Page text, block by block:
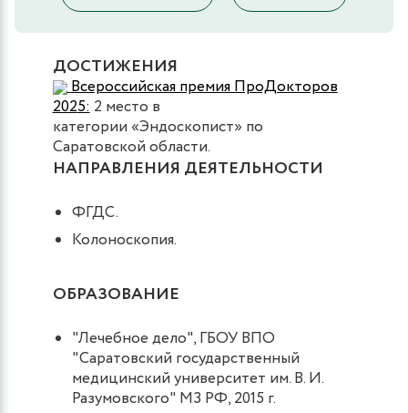
ДОСТИЖЕНИЯ
Всероссийская премия ПроДокторов
2025:2 место в
категории «Эндоскопист» по
Саратовской области.
НАПРАВЛЕНИЯ ДЕЯТЕЛЬНОСТИ
ФГДС.
Колоноскопия.
ОБРАЗОВАНИЕ
"Лечебное дело", ГБОУ ВПО
"Саратовский государственный
медицинский университет им. В. И.
Разумовского" МЗ РФ, 2015 г.